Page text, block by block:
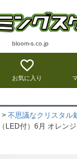
bloom-s.co.jp
お気に入り
不思議なクリスタル
LED付）6月 オレンジ